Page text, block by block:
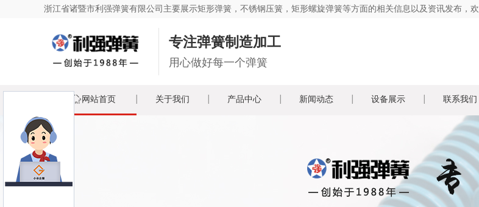
浙江省诸暨市利强弹簧有限公司主要展示矩形弹簧 ，不锈钢压簧，矩形螺旋弹簧等方面的相关信息以及资讯发布，
专注弹簧制造加工
用心做好每一个弹簧
网站首页 关于我们 产品中心 新闻动态 设备展示 联系我们